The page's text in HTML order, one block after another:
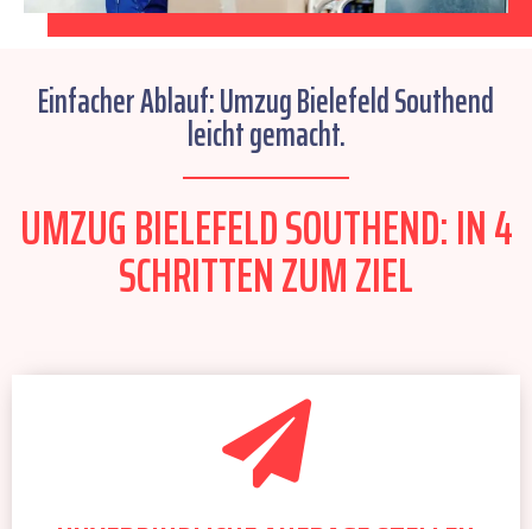
Einfacher Ablauf: Umzug Bielefeld Southend
leicht gemacht.
UMZUG BIELEFELD SOUTHEND: IN 4
SCHRITTEN ZUM ZIEL